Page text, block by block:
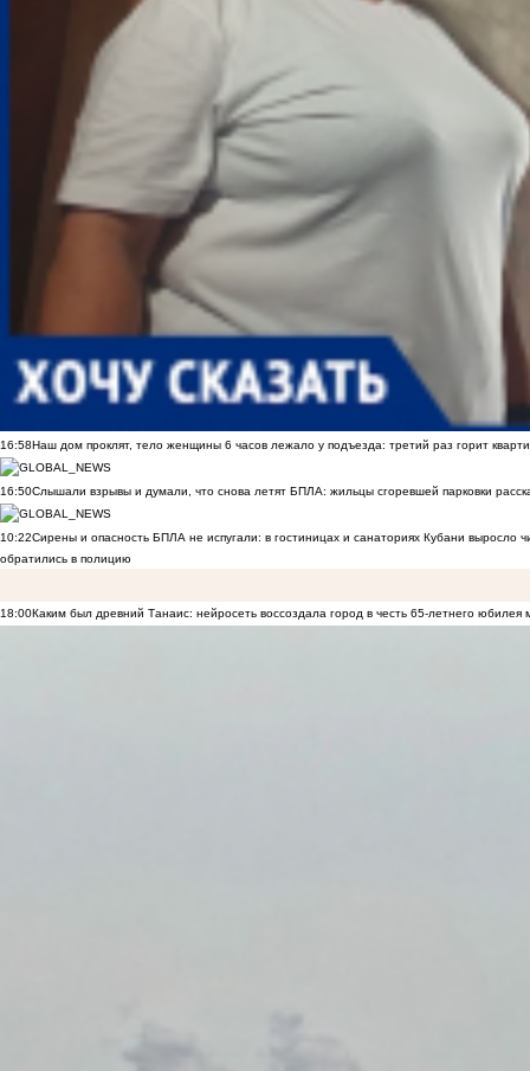
16:58Наш дом проклят, тело женщины 6 часов лежало у подъезда: третий раз горит
16:50Слышали взрывы и думали, что снова летят БПЛА: жильцы сгоревшей парковки
10:22Сирены и опасность БПЛА не испугали: в гостиницах и санаториях Кубани выросло
обратились в полицию
18:00Каким был древний Танаис: нейросеть воссоздала город в честь 65-летнего юбилея